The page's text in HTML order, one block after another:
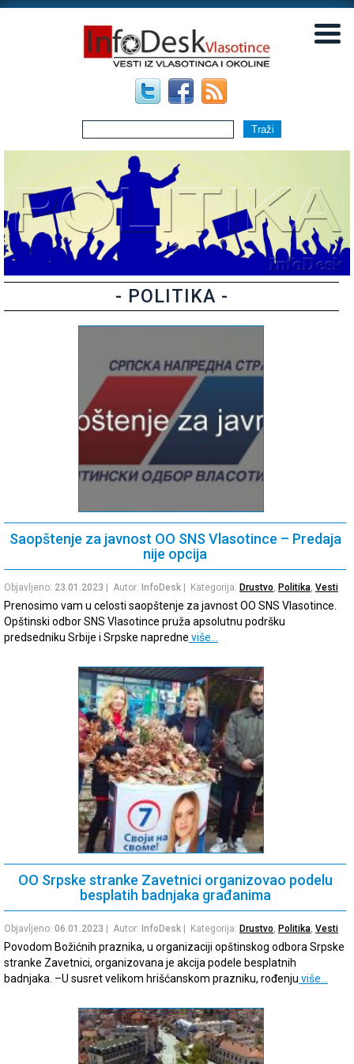
- POLITIKA -
Saopštenje za javnost OO SNS Vlasotince – Predaja
nije opcija
Objavljeno: 23.01.2023 | Autor: InfoDesk | Kategorija: Drustvo, Politika, Vesti
Prenosimo vam u celosti saopštenje za javnost OO SNS Vlasotince.
Opštinski odbor SNS Vlasotince pruža apsolutnu podršku
predsedniku Srbije i Srpske napredne više…
OO Srpske stranke Zavetnici organizovao podelu
besplatih badnjaka građanima
Objavljeno: 06.01.2023 | Autor: InfoDesk | Kategorija: Drustvo, Politika, Vesti
Povodom Božićnih praznika, u organizaciji opštinskog odbora Srpske
stranke Zavetnici, organizovana je akcija podele besplatnih
badnjaka. –U susret velikom hrišćanskom prazniku, rođenju više…